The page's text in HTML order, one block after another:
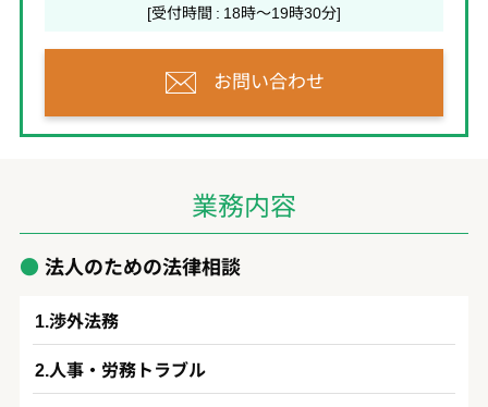
[受付時間 : 18時～19時30分]
お問い合わせ
業務内容
法人のための法律相談
渉外法務
人事・労務トラブル